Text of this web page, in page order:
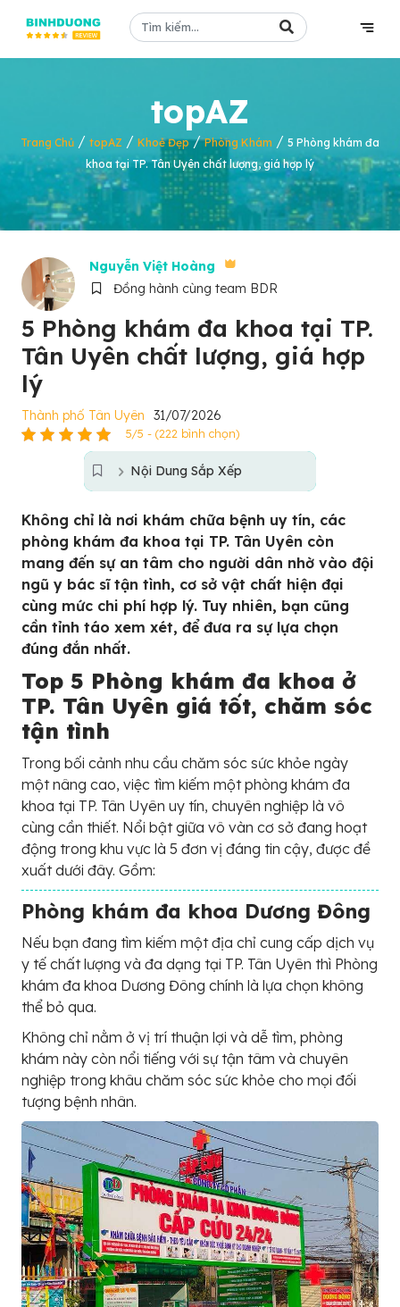
topAZ
Trang Chủ / topAZ / Khoẻ Đẹp/Phòng Khám / 5 Phòng khám đa
khoa tại TP. Tân Uyên chất lượng, giá hợp lý
Nguyễn Việt Hoàng
Đồng hành cùng team BDR
5 Phòng khám đa khoa tại TP.
Tân Uyên chất lượng, giá hợp
lý
Thành phố Tân Uyên 31/07/2026
5/5 - (222 bình chọn)
Nội Dung Sắp Xếp
Không chỉ là nơi khám chữa bệnh uy tín, các
phòng khám đa khoa tại TP. Tân Uyên còn
mang đến sự an tâm cho người dân nhờ vào đội
ngũ y bác sĩ tận tình, cơ sở vật chất hiện đại
cùng mức chi phí hợp lý. Tuy nhiên, bạn cũng
cần tỉnh táo xem xét, để đưa ra sự lựa chọn
đúng đắn nhất.
Top 5 Phòng khám đa khoa ở
TP. Tân Uyên giá tốt, chăm sóc
tận tình
Trong bối cảnh nhu cầu chăm sóc sức khỏe ngày
một nâng cao, việc tìm kiếm một phòng khám đa
khoa tại TP. Tân Uyên uy tín, chuyên nghiệp là vô
cùng cần thiết. Nổi bật giữa vô vàn cơ sở đang hoạt
động trong khu vực là 5 đơn vị đáng tin cậy, được đề
xuất dưới đây. Gồm:
Phòng khám đa khoa Dương Đông
Nếu bạn đang tìm kiếm một địa chỉ cung cấp dịch vụ
y tế chất lượng và đa dạng tại TP. Tân Uyên thì Phòng
khám đa khoa Dương Đông chính là lựa chọn không
thể bỏ qua.
Không chỉ nằm ở vị trí thuận lợi và dễ tìm, phòng
khám này còn nổi tiếng với sự tận tâm và chuyên
nghiệp trong khâu chăm sóc sức khỏe cho mọi đối
tượng bệnh nhân.